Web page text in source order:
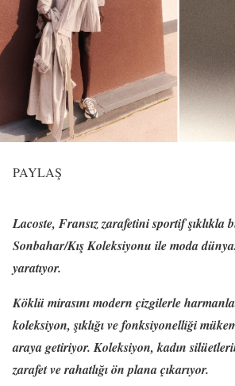
PAYLAŞ
Lacoste, Fransız zarafetini sportif şıklıkla
Sonbahar/Kış Koleksiyonu ile moda
yaratıyor.
Köklü mirasını modern çizgilerle
koleksiyon, şıklığı ve fonksiyonelliği
araya getiriyor. Koleksiyon, kadın
zarafet ve rahatlığı ön plana çıkarıyor.